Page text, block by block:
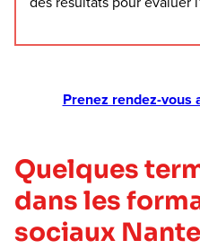
Prenez rendez-vous
Quelques
dans les
sociaux